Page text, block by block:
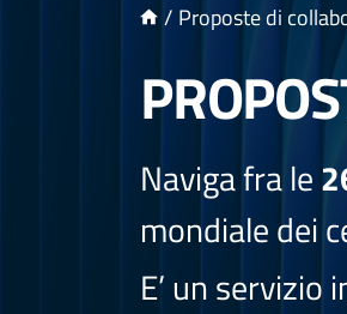
/ Proposte di
Naviga fra le
mondiale dei
E’ un